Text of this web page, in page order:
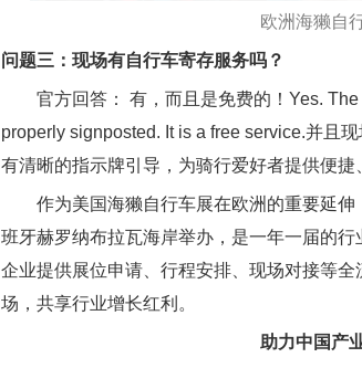
欧洲海獭自
问题三：现场有自行车寄存服务吗？
官方回答： 有，而且是免费的！Yes. The
properly signposted. It is a free service.并且
有清晰的指示牌引导，为骑行爱好者提供便捷
作为美国海獭自行车展在欧洲的重要延伸
班牙赫罗纳布拉瓦海岸举办，是一年一届的行
企业提供展位申请、行程安排、现场对接等
场，共享行业增长红利。
助力中国产